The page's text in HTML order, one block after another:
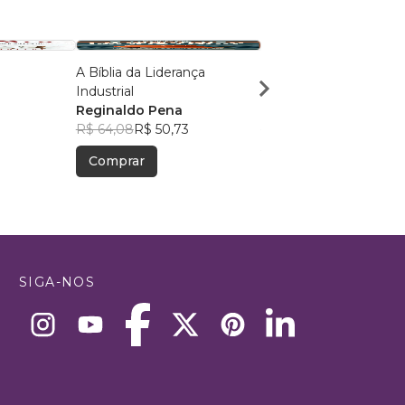
A Bíblia da Liderança
Industrial
Reginaldo Pena
R$ 64,08R$ 50,73
Comprar
Propósito
SIGA-NOS